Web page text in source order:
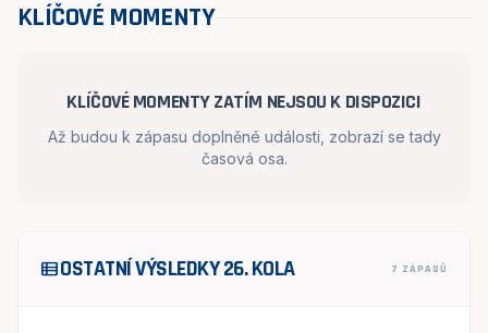
KLÍČOVÉ MOMENTY
KLÍČOVÉ MOMENTY ZATÍM NEJSOU K DISPOZICI
Až budou k zápasu doplněné události, zobrazí se tady
časová osa.
view_listOSTATNÍ VÝSLEDKY 26. KOLA 7 ZÁPASŮ